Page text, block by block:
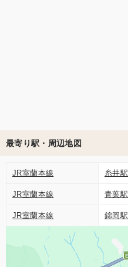
最寄り駅・周辺地図
JR室蘭本線 糸井駅
JR室蘭本線 青葉駅
JR室蘭本線 錦岡駅